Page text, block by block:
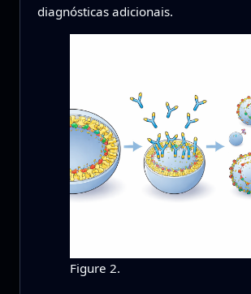
diagnósticas adicionais.
Figure 2.